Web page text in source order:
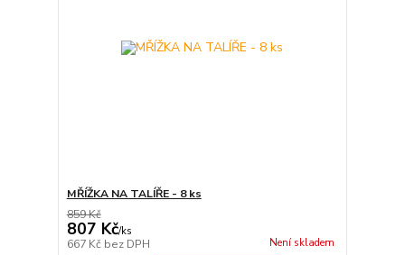
MŘÍŽKA NA TALÍŘE - 8 ks
859 Kč
807 Kč/ks
667 Kč bez DPH Není skladem